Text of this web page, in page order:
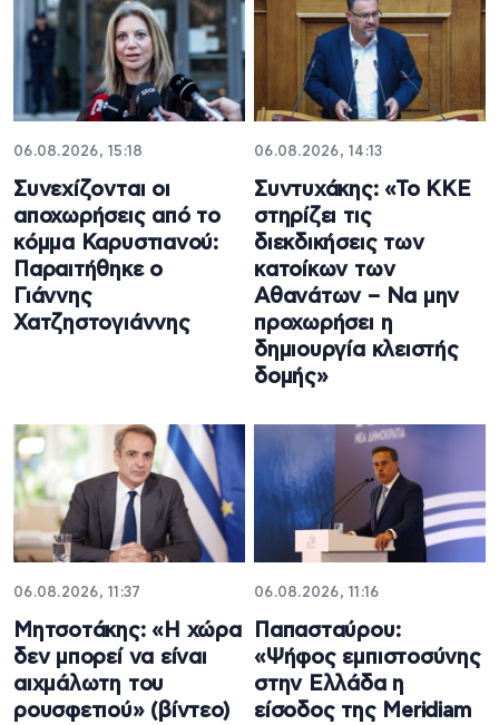
06.08.2026, 15:18
Συνεχίζονται οι
αποχωρήσεις από το
κόμμα Καρυστιανού:
Παραιτήθηκε ο
Γιάννης
Χατζηστογιάννης
06.08.2026, 14:13
Συντυχάκης: «Το ΚΚΕ
στηρίζει τις
διεκδικήσεις των
κατοίκων των
Αθανάτων – Να μην
προχωρήσει η
δημιουργία κλειστής
δομής»
06.08.2026, 11:37
Μητσοτάκης: «Η χώρα
δεν μπορεί να είναι
αιχμάλωτη του
ρουσφετιού» (βίντεο)
06.08.2026, 11:16
Παπασταύρου:
«Ψήφος εμπιστοσύνης
στην Ελλάδα η
είσοδος της Meridiam